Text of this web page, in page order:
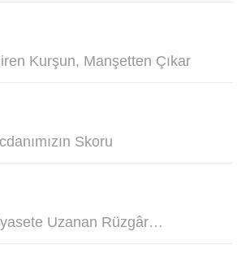
Kurşun, Manşetten Çıkar
Skoru
Uzanan Rüzgâr…